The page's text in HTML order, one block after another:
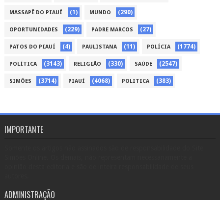
MASSAPÊ DO PIAUÍ (1) MUNDO (290)
OPORTUNIDADES (229) PADRE MARCOS (27)
PATOS DO PIAUÍ (4) PAULISTANA (11) POLÍCIA (1774)
POLÍTICA (3143) RELIGIÃO (330) SAÚDE (2547)
SIMÕES (3714) PIAUÍ (4068) POLITICA (383)
IMPORTANTE
ADMINISTRAÇÃO